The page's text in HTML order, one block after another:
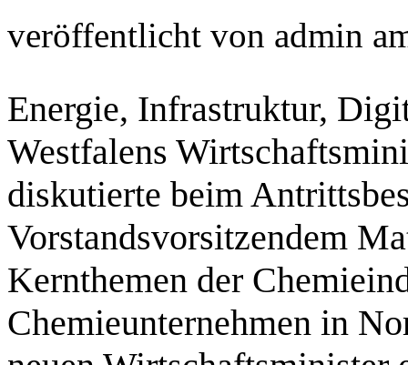
veröffentlicht von admin
Energie, Infrastruktur,
Westfalens
diskutierte beim
Vorstandsvorsitzendem
Kernthemen der
Chemieunternehmen in